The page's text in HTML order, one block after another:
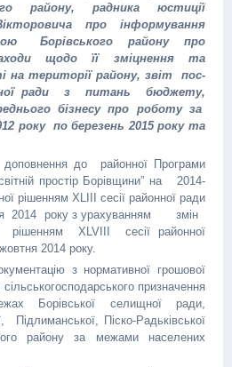
району, радника юстиції
про інформування
Борівського району про
щодо її зміцнення та
на території району, звіт пос-
ради з питань бюджету,
бізнесу про роботу за
по березень 2015 року та
до районної Програми
простір Борівщини” на 2014-
ХLIІІ сесії районної ради
2014 року з урахуванням змін
рішенням ХLVIII сесії районної
2014 року.
з нормативної грошової
призначення
Борівської селищної ради,
Підлиманської, Піско-Радьківської
району за межами населених